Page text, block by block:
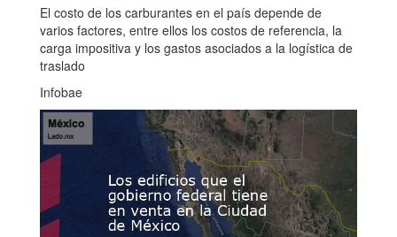
El costo de los carburantes en el país depende de
varios factores, entre ellos los costos de referencia, la
carga impositiva y los gastos asociados a la logística de
traslado
Infobae